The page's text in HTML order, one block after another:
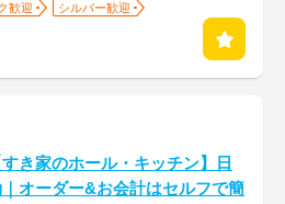
歓迎
シルバー歓迎
すき家のホール・キッチン】日
オーダー&お会計はセルフで簡